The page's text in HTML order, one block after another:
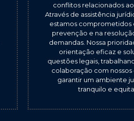
conflitos relacionados ao
Através de assistência
estamos comprometidos
prevenção e na
demandas. Nossa
orientação eficaz e
questões legais,
colaboração com nossos
garantir um ambiente
tranquilo e